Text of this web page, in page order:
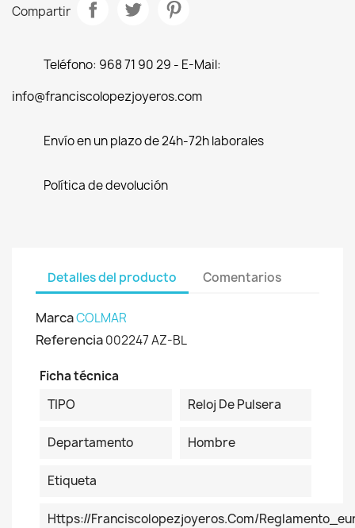
Compartir
Teléfono: 968 71 90 29 - E-Mail:
info@franciscolopezjoyeros.com
Envío en un plazo de 24h-72h laborales
Política de devolución
Detalles del producto Comentarios
MarcaCOLMAR
Referencia002247 AZ-BL
Ficha técnica
TIPO
Reloj De Pulsera
Departamento Hombre
Etiqueta
Https://franciscolopezjoyeros.com/